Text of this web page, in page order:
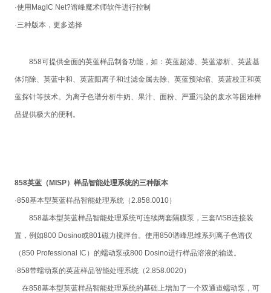
·使用 MagIC Net?谱峰魔术师软件进行控制
·三种版本，更多选择
858可提供全面的英蓝样品制备功能，如：英蓝超滤、英蓝渗析、英蓝基
体消除、英蓝中和、英蓝阳离子和过滤金属去除、英蓝预浓缩、英蓝校正和英
蓝探针等技术。为离子色谱分析牛奶、果汁、面粉、严重污染的废水等困难样
品提供极大的便利。
858英蓝（ MISP）样品智能处理系统的三种版本
·858基本型英蓝样品智能处理系统（2.858.0010）
858基本型英蓝样品智能处理系统可连续两套隔膜泵，三套 MSB连接装
置，例如800 Dosino或801磁力搅拌台。使用850谱峰思维系列离子色谱仪
（850 Professional IC ）的蠕动泵或800 Dosino进行样品溶液的输送。
·858带蠕动泵的英蓝样品智能处理系统（2.858.0020）
在858基本型英蓝样品智能处理系统的基础上增加了一个双通道蠕动泵，可